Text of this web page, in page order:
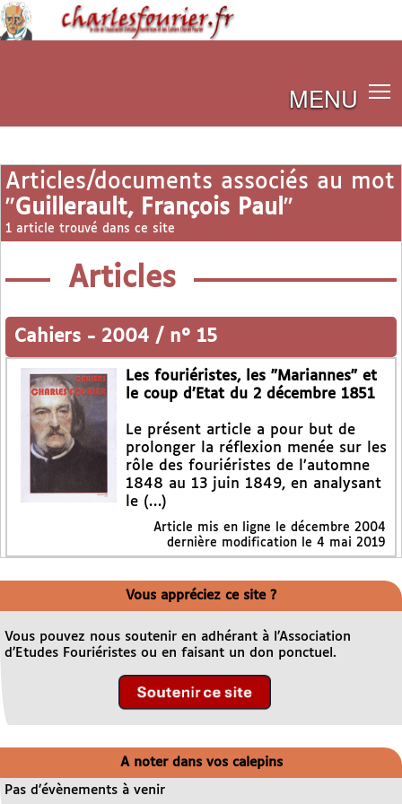
MENU
Articles/documents associés au mot
"Guillerault, François Paul "
1 article trouvé dans ce site
Articles
Cahiers - 2004 / n° 15
Les fouriéristes, les "Mariannes" et
le coup d’Etat du 2 décembre 1851
Le présent article a pour but de
prolonger la réflexion menée sur les
rôle des fouriéristes de l’automne
1848 au 13 juin 1849, en analysant
le (…)
Article mis en ligne le décembre 2004
dernière modification le 4 mai 2019
Vous appréciez ce site ?
Vous pouvez nous soutenir en adhérant à l’Association
d’Etudes Fouriéristes ou en faisant un don ponctuel.
A noter dans vos calepins
Pas d’évènements à venir